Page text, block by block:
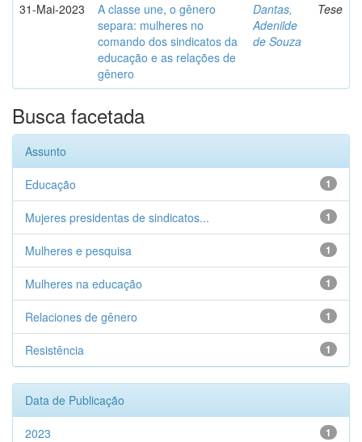
31-Mai-2023
A classe une, o gênero
separa: mulheres no
comando dos sindicatos da
educação e as relações de
gênero
Dantas,
Adenilde
de Souza
Tese
Busca facetada
Assunto
1
Educação
1
Mujeres presidentas de sindicatos...
1
Mulheres e pesquisa
1
Mulheres na educação
1
Relaciones de gênero
1
Resistência
Data de Publicação
1
2023